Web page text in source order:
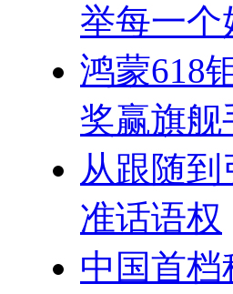
举每一个
鸿蒙618
奖赢旗舰
从跟随
准话语权
中国首